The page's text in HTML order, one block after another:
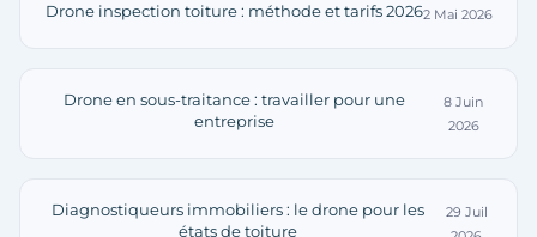
Drone inspection toiture : méthode et tarifs 20262 Mai 2026
Drone en sous-traitance : travailler pour une
entreprise
8 Juin
2026
Diagnostiqueurs immobiliers : le drone pour les
états de toiture
29 Juil